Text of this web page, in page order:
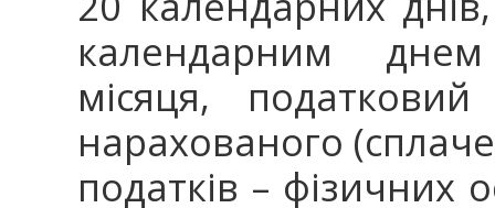
календарним днем
місяця,
нарахованого
податків – фізичних